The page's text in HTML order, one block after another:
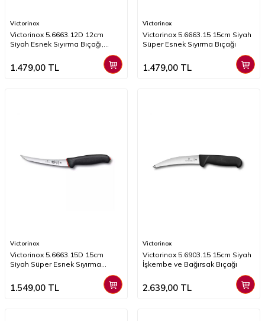
Victorinox
Victorinox 5.6663.12D 12cm
Siyah Esnek Sıyırma Bıçağı,
1.479,00 TL
Victorinox
​​​​​Victorinox 5.6663.15 15cm Siyah
Süper Esnek Sıyırma Bıçağı
1.479,00 TL
Victorinox
​​​​​Victorinox 5.6663.15D 15cm
Siyah Süper Esnek Sıyırma
1.549,00 TL
Victorinox
Victorinox 5.6903.15 15cm Siyah
İşkembe ve Bağırsak Bıçağı
2.639,00 TL